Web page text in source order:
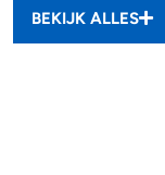
BEKIJK ALLES